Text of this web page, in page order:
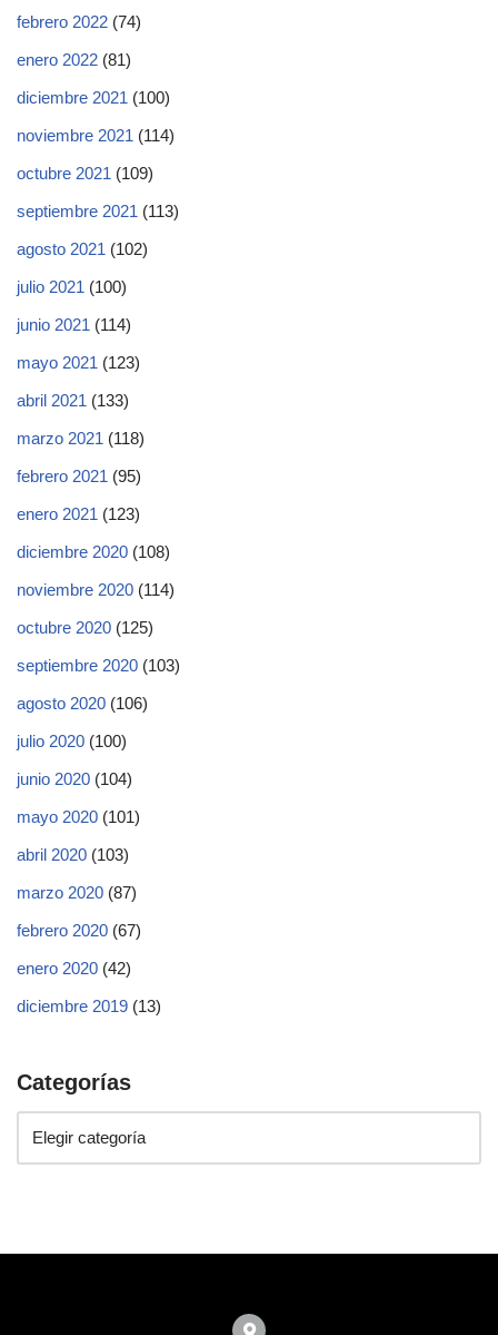
febrero 2022 (74)
enero 2022 (81)
diciembre 2021 (100)
noviembre 2021 (114)
octubre 2021 (109)
septiembre 2021 (113)
agosto 2021 (102)
julio 2021 (100)
junio 2021 (114)
mayo 2021 (123)
abril 2021 (133)
marzo 2021 (118)
febrero 2021 (95)
enero 2021 (123)
diciembre 2020 (108)
noviembre 2020 (114)
octubre 2020 (125)
septiembre 2020 (103)
agosto 2020 (106)
julio 2020 (100)
junio 2020 (104)
mayo 2020 (101)
abril 2020 (103)
marzo 2020 (87)
febrero 2020 (67)
enero 2020 (42)
diciembre 2019 (13)
Categorías